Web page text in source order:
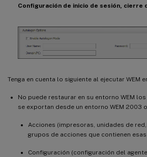
Configuración de inicio de sesión, cierre
Tenga en cuenta lo siguiente al ejecutar WEM
No puede restaurar en su entorno WEM
se exportan desde un entorno WEM 2003
Acciones (impresoras, unidades de
grupos de acciones que contienen
Configuración (configuración del